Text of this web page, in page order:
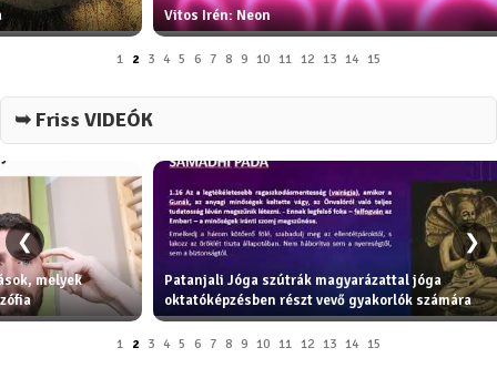
Vitos Irén: Neon
1 2 3 4 5 6 7 8 9 10 11 12 13 14 15
➥ Friss VIDEÓK
❮
melyek
Patanjali Jóga szútrák magyarázattal jóga
oktatóképzésben részt vevő gyakorlók számára
❯
1 2 3 4 5 6 7 8 9 10 11 12 13 14 15